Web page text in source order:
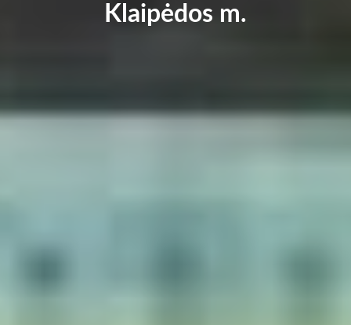
Klaipėdos m.